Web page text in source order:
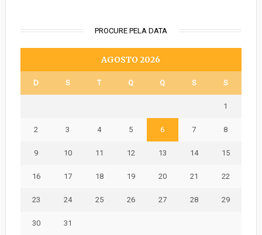
PROCURE PELA DATA
AGOSTO 2026
D S T Q Q S S
1
2 3 4 5 6 7 8
9 10 11 12 13 14 15
16 17 18 19 20 21 22
23 24 25 26 27 28 29
30
31